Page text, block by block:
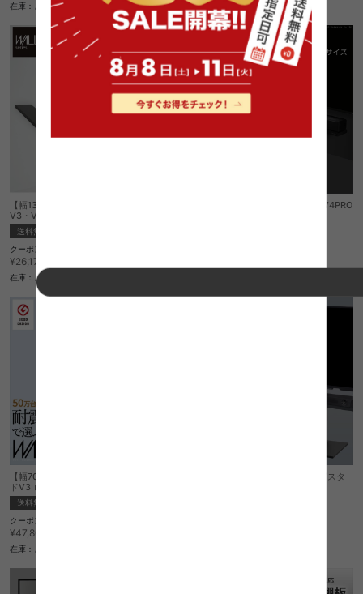
在庫：△ 在庫：△
【幅130cm】Wall テレビスタンドV2・
V3・V5・S1対応サウンドバー棚板LLサイ
ズ送料無料
クーポン利用で
¥26,170→
在庫：△
【幅130cm】Wall テレビスタンドV4PRO
【幅70cm】Wall インテリアテレビスタン
ドV3 ロータイプ
送料無料
クーポン利用で
¥47,800→
在庫：△
【幅60cm】Wall インテリアテレビスタ